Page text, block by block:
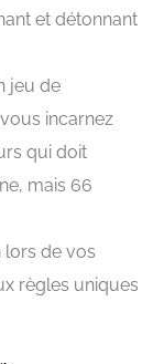
et détonnant
jeu de
incarnez
qui doit
mais 66
lors de vos
règles uniques